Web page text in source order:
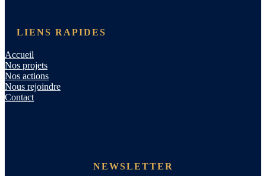
LIENS RAPIDES
Accueil
Nos projets
Nos actions
Nous rejoindre
Contact
NEWSLETTER